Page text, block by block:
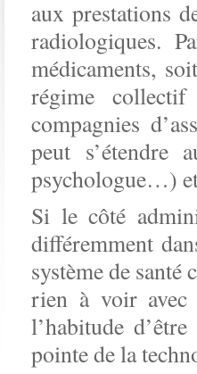
aux prestations
radiologiques.
médicaments,
régime
compagnies
peut s’étendre
psychologue…) et
Si le côté
différemment
système de
rien à voir avec
l’habitude
pointe de la